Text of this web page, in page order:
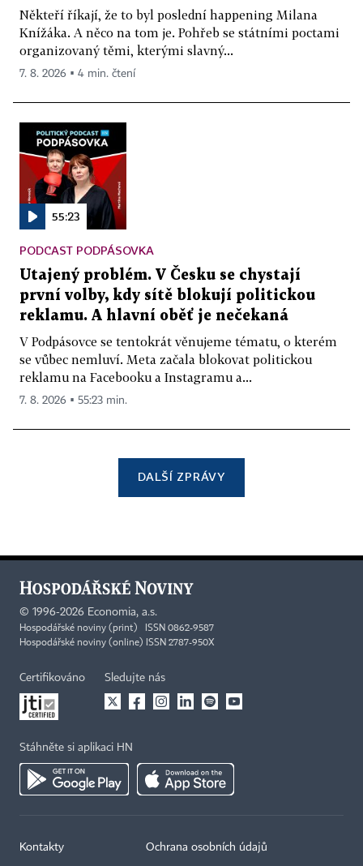
Někteří říkají, že to byl poslední happening Milana
Knížáka. A něco na tom je. Pohřeb se státními poctami
organizovaný těmi, kterými slavný...
7. 8. 2026 ▪ 4 min. čtení
55:23
PODCAST PODPÁSOVKA
Utajený problém. V Česku se chystají
první volby, kdy sítě blokují politickou
reklamu. A hlavní oběť je nečekaná
V Podpásovce se tentokrát věnujeme tématu, o kterém
se vůbec nemluví. Meta začala blokovat politickou
reklamu na Facebooku a Instagramu a...
7. 8. 2026 ▪ 55:23 min.
DALŠÍ ZPRÁVY
© 1996-2026 Economia, a.s.
Hospodářské noviny (print) ISSN 0862-9587
Hospodářské noviny (online) ISSN 2787-950X
Certifikováno Sledujte nás
Stáhněte si aplikaci HN
Kontakty Ochrana osobních údajů